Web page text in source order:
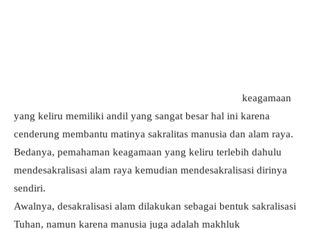
keagamaan
yang keliru memiliki andil yang sangat besar hal ini karena
cenderung membantu matinya sakralitas manusia dan alam raya.
Bedanya, pemahaman keagamaan yang keliru terlebih dahulu
mendesakralisasi alam raya kemudian mendesakralisasi dirinya
sendiri.
Awalnya, desakralisasi alam dilakukan sebagai bentuk sakralisasi
Tuhan, namun karena manusia juga adalah makhluk